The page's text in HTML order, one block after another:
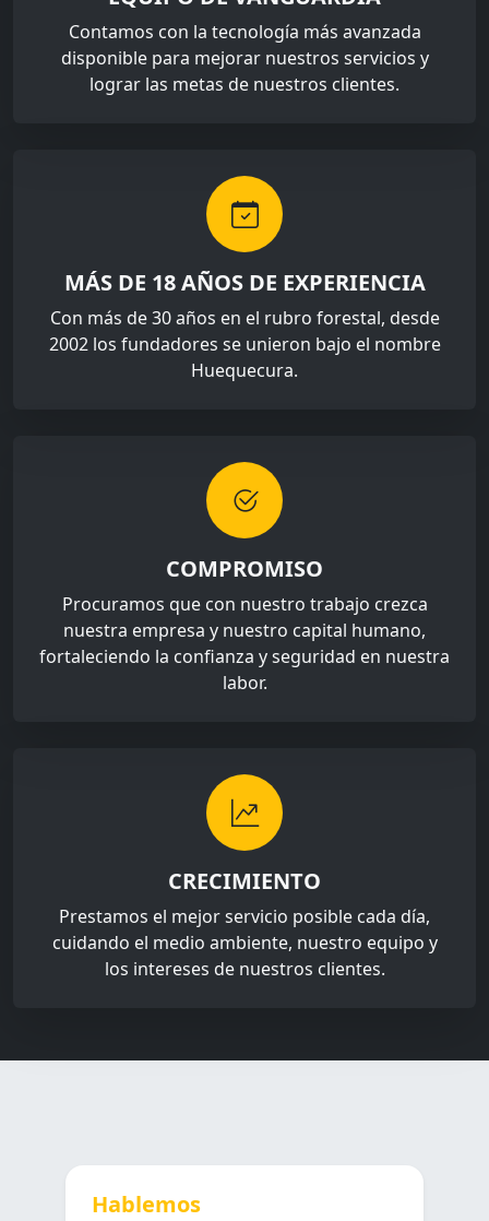
Contamos con la tecnología más avanzada
disponible para mejorar nuestros servicios y
lograr las metas de nuestros clientes.
MÁS DE 18 AÑOS DE EXPERIENCIA
Con más de 30 años en el rubro forestal, desde
2002 los fundadores se unieron bajo el nombre
Huequecura.
COMPROMISO
Procuramos que con nuestro trabajo crezca
nuestra empresa y nuestro capital humano,
fortaleciendo la confianza y seguridad en nuestra
labor.
CRECIMIENTO
Prestamos el mejor servicio posible cada día,
cuidando el medio ambiente, nuestro equipo y
los intereses de nuestros clientes.
Hablemos